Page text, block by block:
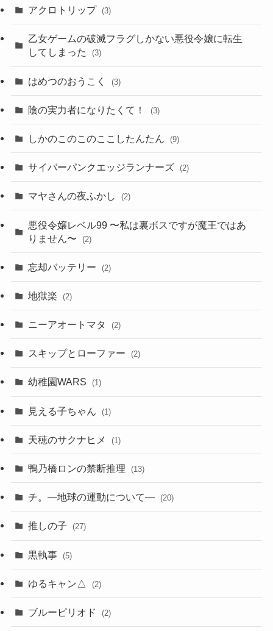
アクロトリップ (3)
乙女ゲームの破滅フラグしかない悪役令嬢に転生
してしまった
(3)
はめつのおうこく (3)
陰の実力者になりたくて！ (3)
しかのこのこのここしたんたん (9)
サイバーパンクエッジランナーズ (2)
マヤさんの夜ふかし (2)
悪役令嬢レベル99 〜私は裏ボスですが魔王ではあ
りません〜
(2)
忘却バッテリー (2)
地獄楽 (2)
ニーアオートマタ (2)
スキップとローファー (2)
幼稚園WARS (1)
見える子ちゃん (1)
天穂のサクナヒメ (1)
鴨乃橋ロンの禁断推理 (13)
チ。―地球の運動について― (20)
推しの子 (27)
黒執事 (5)
ゆるキャン△ (2)
ブルーピリオド (2)